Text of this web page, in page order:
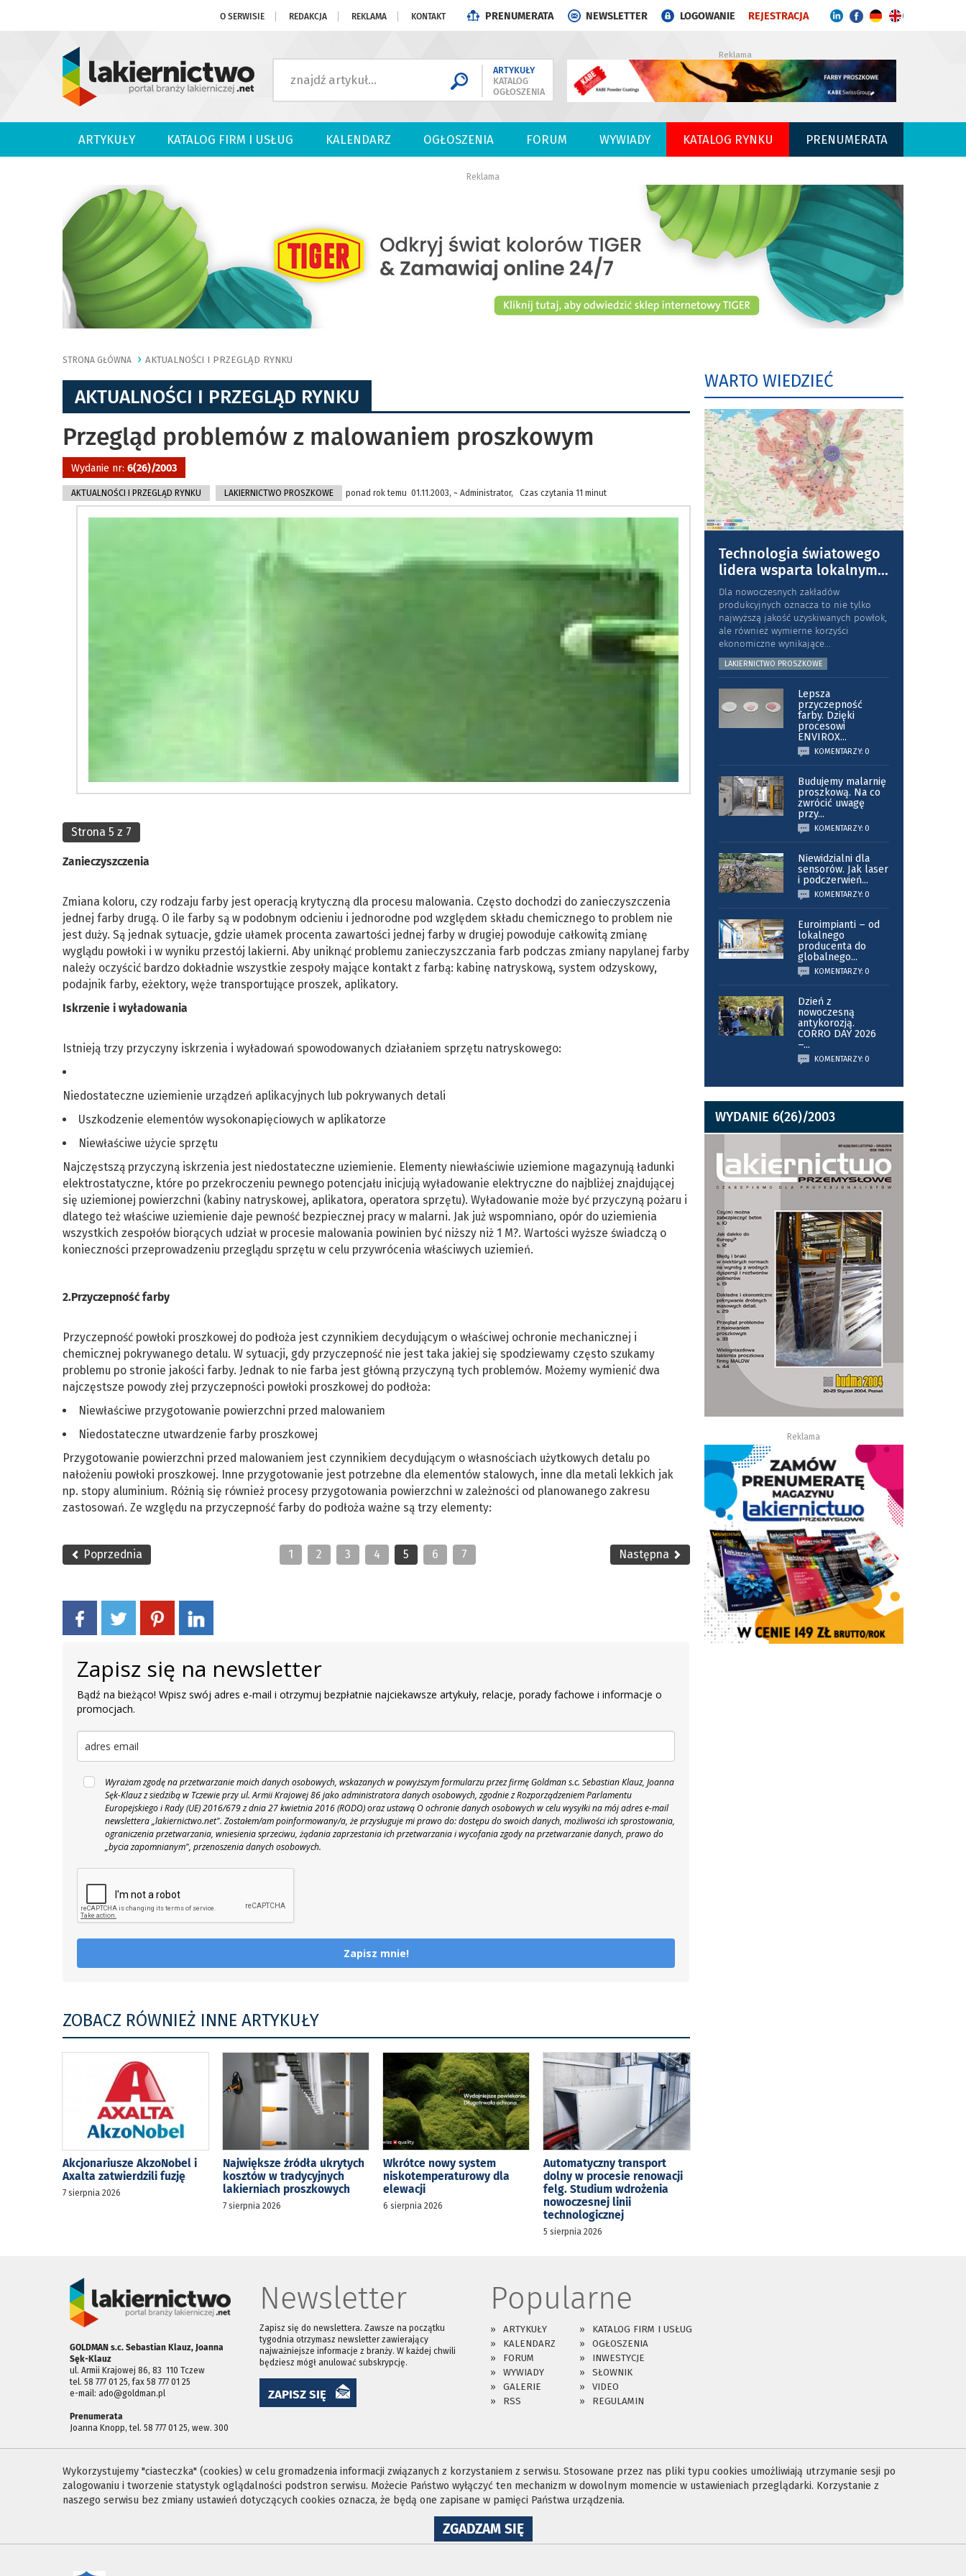
O SERWISIE REDAKCJA REKLAMA KONTAKT PRENUMERATA NEWSLETTER LOGOWANIE REJESTRACJA
ARTYKUŁY
KATALOG
OGŁOSZENIA
Reklama
ARTYKUŁY KATALOG FIRM I USŁUG KALENDARZ OGŁOSZENIA FORUM WYWIADY KATALOG RYNKU PRENUMERATA
Reklama
STRONA GŁÓWNA AKTUALNOŚCI I PRZEGLĄD RYNKU
AKTUALNOŚCI I PRZEGLĄD RYNKU
Przegląd problemów z malowaniem proszkowym
Wydanie nr: 6(26)/2003
AKTUALNOŚCI I PRZEGLĄD RYNKU LAKIERNICTWO PROSZKOWE ponad rok temu 01.11.2003, ~ Administrator, Czas czytania 11 minut
Strona 5 z 7
Zanieczyszczenia
Zmiana koloru, czy rodzaju farby jest operacją krytyczną dla procesu malowania. Często dochodzi do zanieczyszczenia
jednej farby drugą. O ile farby są w podobnym odcieniu i jednorodne pod względem składu chemicznego to problem nie
jest duży. Są jednak sytuacje, gdzie ułamek procenta zawartości jednej farby w drugiej powoduje całkowitą zmianę
wyglądu powłoki i w wyniku przestój lakierni. Aby uniknąć problemu zanieczyszczania farb podczas zmiany napylanej farby
należy oczyścić bardzo dokładnie wszystkie zespoły mające kontakt z farbą: kabinę natryskową, system odzyskowy,
podajnik farby, eżektory, węże transportujące proszek, aplikatory.
Iskrzenie i wyładowania
Istnieją trzy przyczyny iskrzenia i wyładowań spowodowanych działaniem sprzętu natryskowego:
Niedostateczne uziemienie urządzeń aplikacyjnych lub pokrywanych detali
Uszkodzenie elementów wysokonapięciowych w aplikatorze
Niewłaściwe użycie sprzętu
Najczęstszą przyczyną iskrzenia jest niedostateczne uziemienie. Elementy niewłaściwie uziemione magazynują ładunki
elektrostatyczne, które po przekroczeniu pewnego potencjału inicjują wyładowanie elektryczne do najbliżej znajdującej
się uziemionej powierzchni (kabiny natryskowej, aplikatora, operatora sprzętu). Wyładowanie może być przyczyną pożaru i
dlatego też właściwe uziemienie daje pewność bezpiecznej pracy w malarni. Jak już wspomniano, opór do uziemienia
wszystkich zespołów biorących udział w procesie malowania powinien być niższy niż 1 M?. Wartości wyższe świadczą o
konieczności przeprowadzeniu przeglądu sprzętu w celu przywrócenia właściwych uziemień.
2.Przyczepność farby
Przyczepność powłoki proszkowej do podłoża jest czynnikiem decydującym o właściwej ochronie mechanicznej i
chemicznej pokrywanego detalu. W sytuacji, gdy przyczepność nie jest taka jakiej się spodziewamy często szukamy
problemu po stronie jakości farby. Jednak to nie farba jest główną przyczyną tych problemów. Możemy wymienić dwa
najczęstsze powody złej przyczepności powłoki proszkowej do podłoża:
Niewłaściwe przygotowanie powierzchni przed malowaniem
Niedostateczne utwardzenie farby proszkowej
Przygotowanie powierzchni przed malowaniem jest czynnikiem decydującym o własnościach użytkowych detalu po
nałożeniu powłoki proszkowej. Inne przygotowanie jest potrzebne dla elementów stalowych, inne dla metali lekkich jak
np. stopy aluminium. Różnią się również procesy przygotowania powierzchni w zależności od planowanego zakresu
zastosowań. Ze względu na przyczepność farby do podłoża ważne są trzy elementy:
Poprzednia 1 2 3 4 5 6 7 Następna
Zapisz się na newsletter
Bądź na bieżąco! Wpisz swój adres e-mail i otrzymuj bezpłatnie najciekawsze artykuły, relacje, porady fachowe i informacje o
promocjach.
Wyrażam zgodę na przetwarzanie moich danych osobowych, wskazanych w powyższym formularzu przez firmę Goldman s.c. Sebastian Klauz, Joanna
Sęk-Klauz z siedzibą w Tczewie przy ul. Armii Krajowej 86 jako administratora danych osobowych, zgodnie z Rozporządzeniem Parlamentu
Europejskiego i Rady (UE) 2016/679 z dnia 27 kwietnia 2016 (RODO) oraz ustawą O ochronie danych osobowych w celu wysyłki na mój adres e-mail
newslettera „lakiernictwo.net". Zostałem/am poinformowany/a, że przysługuje mi prawo do: dostępu do swoich danych, możliwości ich sprostowania,
ograniczenia przetwarzania, wniesienia sprzeciwu, żądania zaprzestania ich przetwarzania i wycofania zgody na przetwarzanie danych, prawo do
„bycia zapomnianym", przenoszenia danych osobowych.
Zapisz mnie!
ZOBACZ RÓWNIEŻ INNE ARTYKUŁY
Akcjonariusze AkzoNobel i
Axalta zatwierdzili fuzję
7 sierpnia 2026
Największe źródła ukrytych
kosztów w tradycyjnych
lakierniach proszkowych
7 sierpnia 2026
Wkrótce nowy system
niskotemperaturowy dla
elewacji
6 sierpnia 2026
Automatyczny transport
dolny w procesie renowacji
felg. Studium wdrożenia
nowoczesnej linii
technologicznej
5 sierpnia 2026
WARTO WIEDZIEĆ
Technologia światowego
lidera wsparta lokalnym...
Dla nowoczesnych zakładów
produkcyjnych oznacza to nie tylko
najwyższą jakość uzyskiwanych powłok,
ale również wymierne korzyści
ekonomiczne wynikające...
LAKIERNICTWO PROSZKOWE
Lepsza
przyczepność
farby. Dzięki
procesowi
ENVIROX...
KOMENTARZY: 0
Budujemy malarnię
proszkową. Na co
zwrócić uwagę
przy...
KOMENTARZY: 0
Niewidzialni dla
sensorów. Jak laser
i podczerwień...
KOMENTARZY: 0
Euroimpianti – od
lokalnego
producenta do
globalnego...
KOMENTARZY: 0
Dzień z
nowoczesną
antykorozją.
CORRO DAY 2026
–...
KOMENTARZY: 0
WYDANIE 6(26)/2003
Reklama
GOLDMAN s.c. Sebastian Klauz, Joanna
Sęk-Klauz
ul. Armii Krajowej 86, 83 ­ 110 Tczew
tel. 58 777 01 25, fax 58 777 01 25
e-mail: ado@goldman.pl
Prenumerata
Joanna Knopp, tel. 58 777 01 25, wew. 300
Newsletter
Zapisz się do newslettera. Zawsze na początku
tygodnia otrzymasz newsletter zawierający
najważniejsze informacje z branży. W każdej chwili
będziesz mógł anulować subskrypcję.
ZAPISZ SIĘ
Popularne
ARTYKUŁY
KATALOG FIRM I USŁUG
KALENDARZ
OGŁOSZENIA
FORUM
INWESTYCJE
WYWIADY
SŁOWNIK
GALERIE
VIDEO
RSS
REGULAMIN
Wykorzystujemy "ciasteczka" (cookies) w celu gromadzenia informacji związanych z korzystaniem z serwisu. Stosowane przez nas pliki typu cookies umożliwiają utrzymanie sesji po
zalogowaniu i tworzenie statystyk oglądalności podstron serwisu. Możecie Państwo wyłączyć ten mechanizm w dowolnym momencie w ustawieniach przeglądarki. Korzystanie z
naszego serwisu bez zmiany ustawień dotyczących cookies oznacza, że będą one zapisane w pamięci Państwa urządzenia.
ZGADZAM SIĘNA
WYKORZYSTANIE